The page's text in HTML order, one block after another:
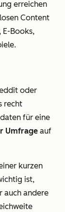
erreichen
Content
E-Books,
oder
recht
für eine
Umfrage auf
kurzen
ist,
auch andere